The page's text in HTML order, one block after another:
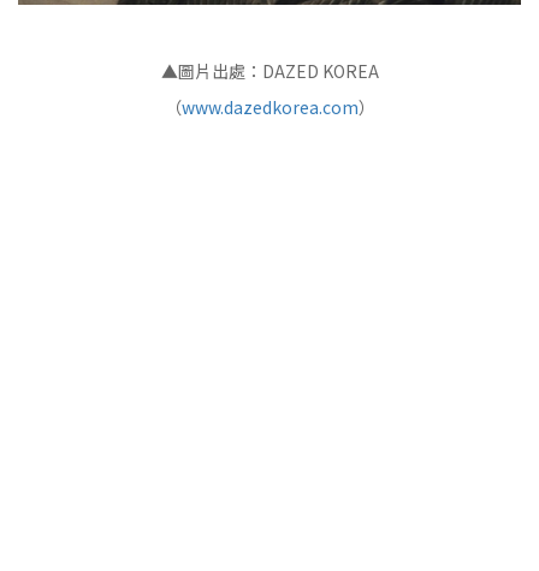
▲圖片出處：DAZED KOREA
（www.dazedkorea.com）